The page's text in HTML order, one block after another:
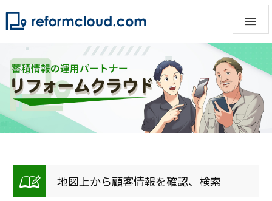

地図上から顧客情報を確認、検索